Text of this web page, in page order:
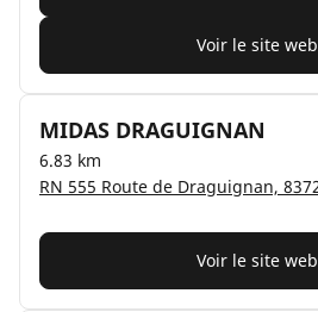
Voir le site web
MIDAS DRAGUIGNAN
6.83 km
Voir le site web